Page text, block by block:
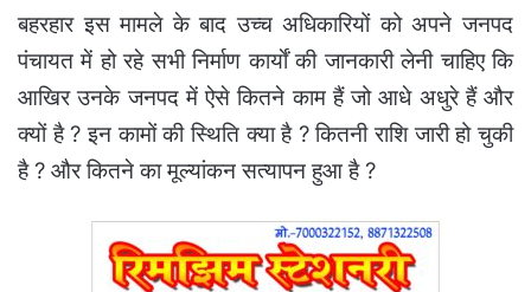
बहरहार इस मामले के बाद उच्च अधिकारियों को अपने जनपद
पंचायत में हो रहे सभी निर्माण कार्याें की जानकारी लेनी चाहिए कि
आखिर उनके जनपद में ऐसे कितने काम हैं जो आधे अधुरे हैं और
क्यों है ? इन कामों की स्थिति क्या है ? कितनी राशि जारी हो चुकी
है ? और कितने का मूल्यांकन सत्यापन हुआ है ?